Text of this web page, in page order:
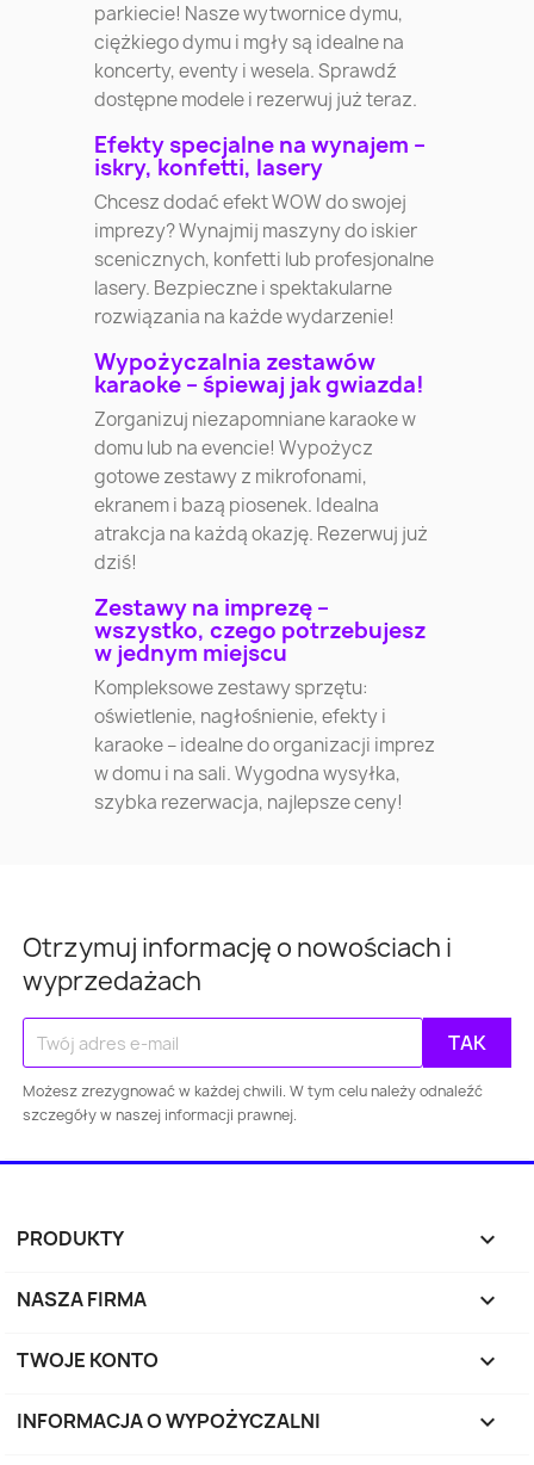
Warszawa
Gdańsk Szczecin Bydgoszcz
Rybnik
parkiecie! Nasze wytwornice dymu,
ciężkiego dymu i mgły są idealne na
koncerty, eventy i wesela. Sprawdź
dostępne modele i rezerwuj już teraz.
Efekty specjalne na wynajem –
iskry, konfetti, lasery
Chcesz dodać efekt WOW do swojej
imprezy? Wynajmij maszyny do iskier
scenicznych, konfetti lub profesjonalne
lasery. Bezpieczne i spektakularne
rozwiązania na każde wydarzenie!
Wypożyczalnia zestawów
karaoke – śpiewaj jak gwiazda!
Zorganizuj niezapomniane karaoke w
domu lub na evencie! Wypożycz
gotowe zestawy z mikrofonami,
ekranem i bazą piosenek. Idealna
atrakcja na każdą okazję. Rezerwuj już
dziś!
Zestawy na imprezę –
wszystko, czego potrzebujesz
w jednym miejscu
Kompleksowe zestawy sprzętu:
oświetlenie, nagłośnienie, efekty i
karaoke – idealne do organizacji imprez
w domu i na sali. Wygodna wysyłka,
szybka rezerwacja, najlepsze ceny!
Otrzymuj informację o nowościach i
wyprzedażach
Możesz zrezygnować w każdej chwili. W tym celu należy odnaleźć
szczegóły w naszej informacji prawnej.
PRODUKTY 
NASZA FIRMA 
TWOJE KONTO 
INFORMACJA O WYPOŻYCZALNI keyboard_arrow_down